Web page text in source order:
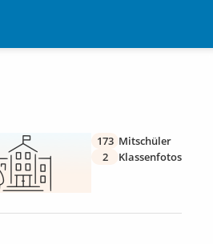
173 Mitschüler
2
Klassenfotos